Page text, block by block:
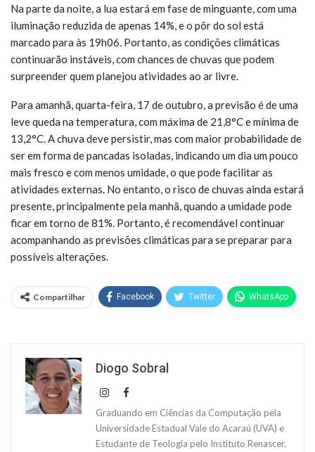
Na parte da noite, a lua estará em fase de minguante, com uma
iluminação reduzida de apenas 14%, e o pôr do sol está
marcado para às 19h06. Portanto, as condições climáticas
continuarão instáveis, com chances de chuvas que podem
surpreender quem planejou atividades ao ar livre.
Para amanhã, quarta-feira, 17 de outubro, a previsão é de uma
leve queda na temperatura, com máxima de 21,8°C e mínima de
13,2°C. A chuva deve persistir, mas com maior probabilidade de
ser em forma de pancadas isoladas, indicando um dia um pouco
mais fresco e com menos umidade, o que pode facilitar as
atividades externas. No entanto, o risco de chuvas ainda estará
presente, principalmente pela manhã, quando a umidade pode
ficar em torno de 81%. Portanto, é recomendável continuar
acompanhando as previsões climáticas para se preparar para
possíveis alterações.
Compartilhar Facebook Twitter WhatsApp
Diogo Sobral
Graduando em Ciências da Computação pela
Universidade Estadual Vale do Acaraú (UVA) e
Estudante de Teologia pelo Instituto Renascer.